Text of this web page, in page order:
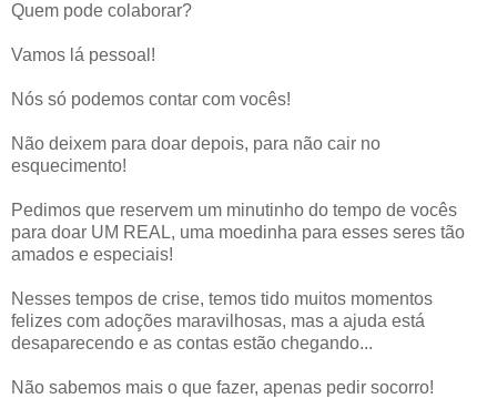
Quem pode colaborar?
Vamos lá pessoal!
Nós só podemos contar com vocês!
Não deixem para doar depois, para não cair no
esquecimento!
Pedimos que reservem um minutinho do tempo de vocês
para doar UM REAL, uma moedinha para esses seres tão
amados e especiais!
Nesses tempos de crise, temos tido muitos momentos
felizes com adoções maravilhosas, mas a ajuda está
desaparecendo e as contas estão chegando...
Não sabemos mais o que fazer, apenas pedir socorro!